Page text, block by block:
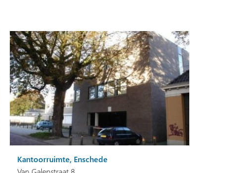
Kantoorruimte, Enschede